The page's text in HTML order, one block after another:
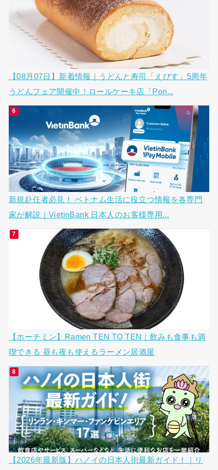
【08月07日】新着情報｜うどんと寿司「えびす」5周年
うどんフェア開催中！ロールケーキ店「Pon...
新規赴任者必見！ ベトナム生活に役立つ情報を各専門
家が解説｜VietinBank 日本人のお客様専用...
【ホーチミン】Ramen TEN TO TEN｜飲みも食事も満
喫できる 昼も夜も使えるラーメン居酒屋
【2026年最新版】ハノイの日本人街最新ガイド！｜リ